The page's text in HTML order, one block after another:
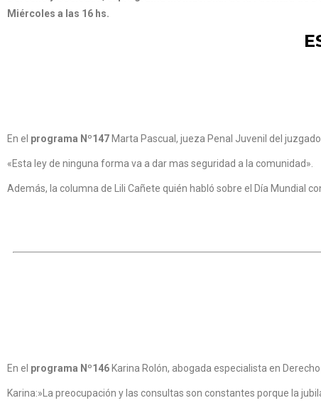
Miércoles a las 16 hs.
En el programa Nº147 Marta Pascual, jueza Penal Juvenil del
«Esta ley de ninguna forma va a dar mas seguridad a la comunidad».
Además, la columna de Lili Cañete quién habló sobre el Día Mundial
En el programa Nº146 Karina Rolón, abogada especialista en
Karina:»La preocupación y las consultas son constantes porque la